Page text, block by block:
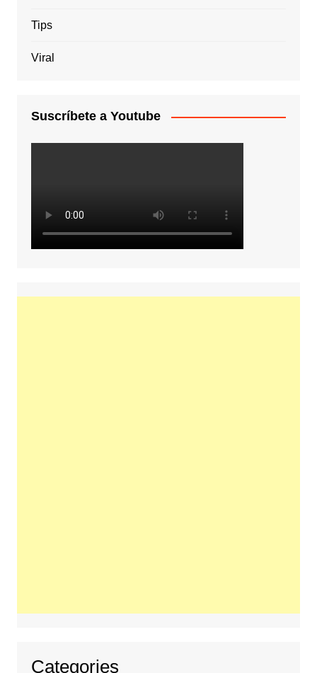
Tips
Viral
Suscríbete a Youtube
Categories